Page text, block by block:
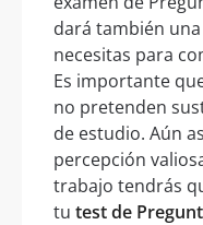
dará también
necesitas para
Es importante
no pretenden
de estudio. Aún
percepción
trabajo tendrás
tu test de